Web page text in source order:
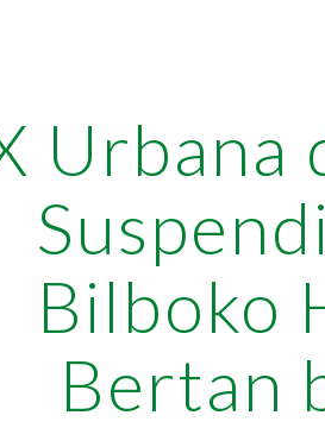
Urbana
Bilboko
Bertan